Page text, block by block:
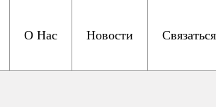
О Нас Новости